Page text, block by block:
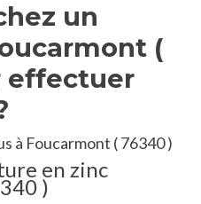
un
(
effectuer
à Foucarmont ( 76340 )
en zinc
)